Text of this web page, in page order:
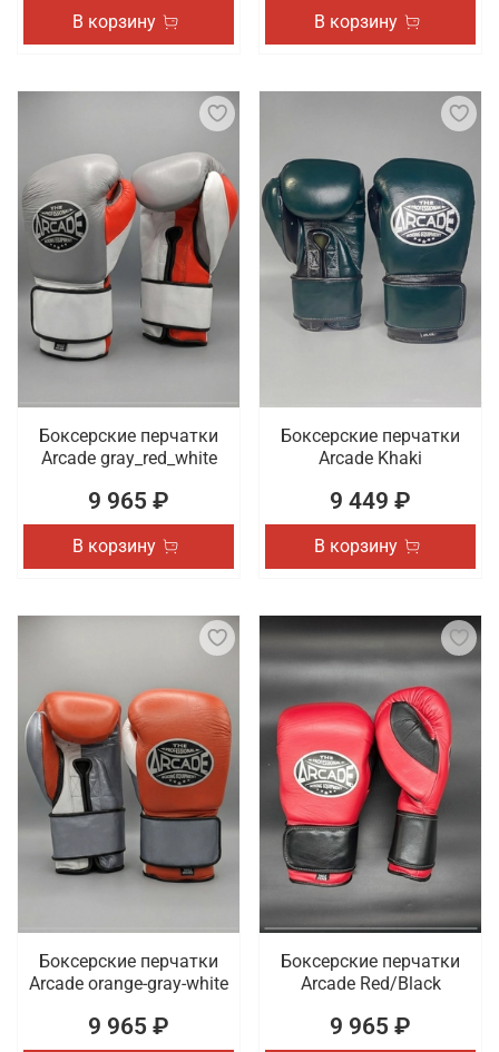
В корзину В корзину
Боксерские перчатки
Arcade gray_red_white
9 965 ₽
В корзину
Боксерские перчатки
Arcade Khaki
9 449 ₽
В корзину
Боксерские перчатки
Arcade orange-gray-white
9 965 ₽
Боксерские перчатки
Arcade Red/Black
9 965 ₽